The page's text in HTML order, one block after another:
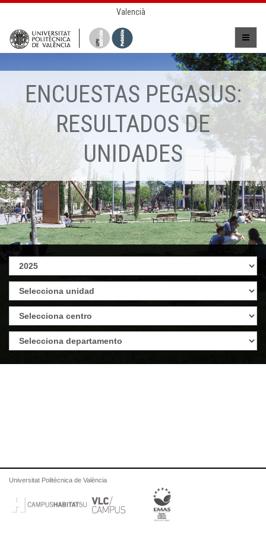
Valencià
ENCUESTAS PEGASUS:
RESULTADOS DE
UNIDADES
Universitat Politècnica de València